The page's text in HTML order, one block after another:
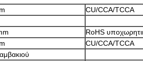
CU/CCA/TCCA
RoHS
CU/CCA/TCCA